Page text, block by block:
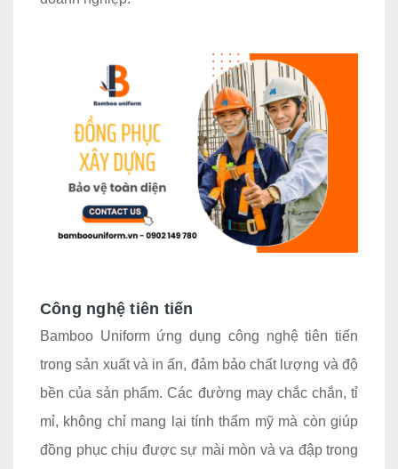
Công nghệ tiên tiến
Bamboo Uniform ứng dụng công nghệ tiên tiến
trong sản xuất và in ấn, đảm bảo chất lượng và độ
bền của sản phẩm. Các đường may chắc chắn, tỉ
mỉ, không chỉ mang lại tính thẩm mỹ mà còn giúp
đồng phục chịu được sự mài mòn và va đập trong